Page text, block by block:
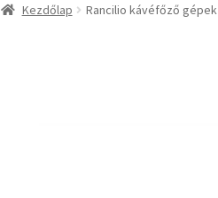
Kezdőlap Rancilio kávéfőző gépek